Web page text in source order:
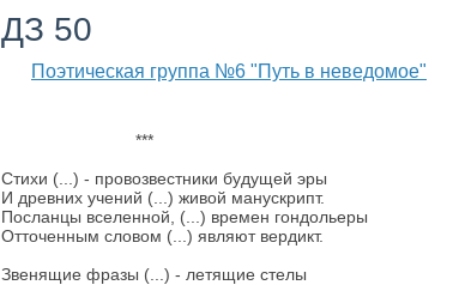
ДЗ 50
Поэтическая группа №6 "Путь в неведомое"
***
Стихи (...) - провозвестники будущей эры
И древних учений (...) живой манускрипт.
Посланцы вселенной, (...) времен гондольеры
Отточенным словом (...) являют вердикт.
Звенящие фразы (...) - летящие стелы